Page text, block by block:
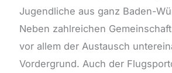
Jugendliche aus ganz Baden-
Neben zahlreichen
vor allem der Austausch
Vordergrund. Auch der